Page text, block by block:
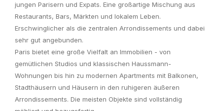
jungen Parisern und Expats. Eine großartige Mischung aus
Restaurants, Bars, Märkten und lokalem Leben.
Erschwinglicher als die zentralen Arrondissements und dabei
sehr gut angebunden.
Paris bietet eine große Vielfalt an Immobilien - von
gemütlichen Studios und klassischen Haussmann-
Wohnungen bis hin zu modernen Apartments mit Balkonen,
Stadthäusern und Häusern in den ruhigeren äußeren
Arrondissements. Die meisten Objekte sind vollständig